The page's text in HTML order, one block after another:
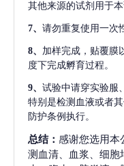
其他来源的试剂用于本
7、 请勿重复使用一次
8、 加样完成，贴覆膜
度下完成孵育过程。
9、 试验中请穿实验服
特别是检测血液或者
防护条例执行。
总结： 感谢您选用本
测血清、血浆、细胞